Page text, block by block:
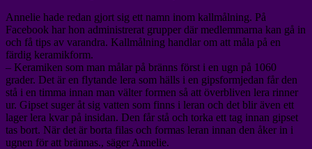
Annelie hade redan gjort sig ett namn inom kallmålning. På
Facebook har hon administrerat grupper där medlemmarna kan gå in
och få tips av varandra. Kallmålning handlar om att måla på en
färdig keramikform.
– Keramiken som man målar på bränns först i en ugn på 1060
grader. Det är en flytande lera som hälls i en gipsformjedan får den
stå i en timma innan man välter formen så att överbliven lera rinner
ur. Gipset suger åt sig vatten som finns i leran och det blir även ett
lager lera kvar på insidan. Den får stå och torka ett tag innan gipset
tas bort. När det är borta filas och formas leran innan den åker in i
ugnen för att brännas., säger Annelie.